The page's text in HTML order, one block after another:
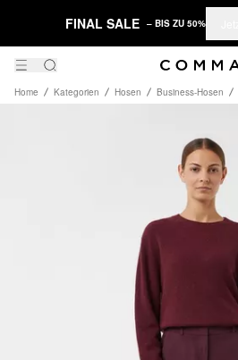
FINAL SALE – BIS ZU 50%
Home Kategorien Hosen Business-Hosen